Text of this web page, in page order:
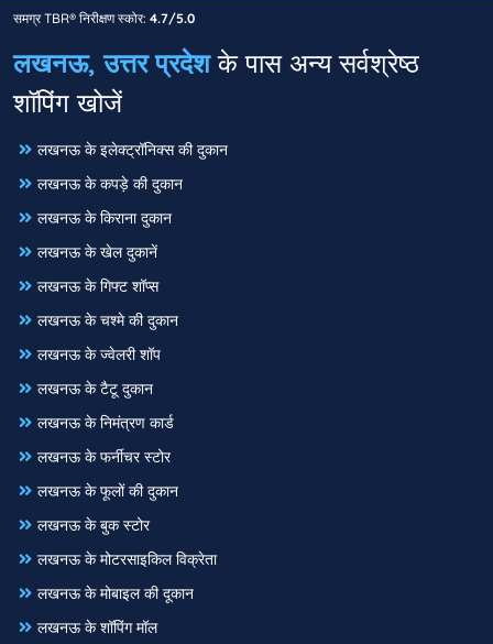
समग्र TBR® निरीक्षण स्कोर: 4.7/5.0
लखनऊ, उत्तर प्रदेशके पास अन्य सर्वश्रेष्ठ
शॉपिंग खोजें
लखनऊ के इलेक्ट्रॉनिक्स की दुकान
लखनऊ के कपड़े की दुकान
लखनऊ के किराना दुकान
लखनऊ के खेल दुकानें
लखनऊ के गिफ्ट शॉप्स
लखनऊ के चश्मे की दुकान
लखनऊ के ज्वेलरी शॉप
लखनऊ के टैटू दुकान
लखनऊ के निमंत्रण कार्ड
लखनऊ के फर्नीचर स्टोर
लखनऊ के फूलों की दुकान
लखनऊ के बुक स्टोर
लखनऊ के मोटरसाइकिल विक्रेता
लखनऊ के मोबाइल की दूकान
लखनऊ के शॉपिंग मॉल